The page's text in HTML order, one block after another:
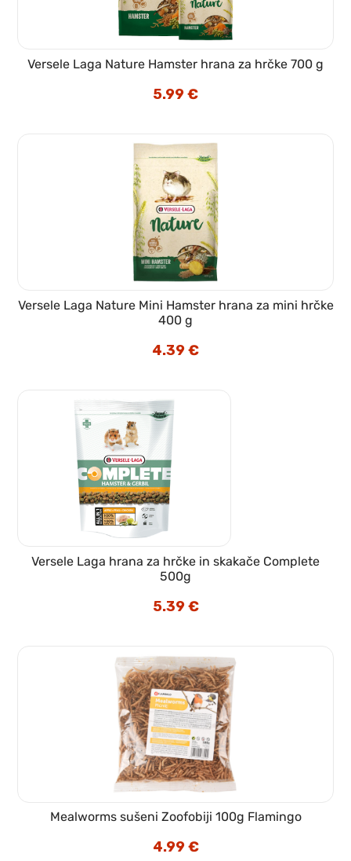
Versele Laga Nature Hamster hrana za hrčke 700 g
5.99€
Versele Laga Nature Mini Hamster hrana za mini hrčke
400 g
4.39€
Versele Laga hrana za hrčke in skakače Complete
500g
5.39€
Mealworms sušeni Zoofobiji 100g Flamingo
4.99€